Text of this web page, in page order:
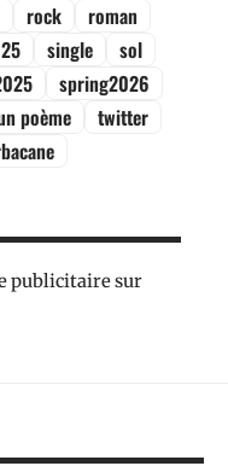
rock
roman
single
sol
spring2026
poème
twitter
publicitaire sur